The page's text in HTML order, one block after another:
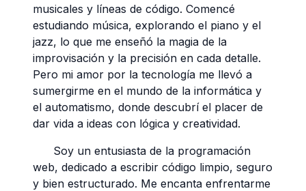
musicales y líneas de código. Comencé
estudiando música, explorando el piano y el
jazz, lo que me enseñó la magia de la
improvisación y la precisión en cada detalle.
Pero mi amor por la tecnología me llevó a
sumergirme en el mundo de la informática y
el automatismo, donde descubrí el placer de
dar vida a ideas con lógica y creatividad.
Soy un entusiasta de la programación
web, dedicado a escribir código limpio, seguro
y bien estructurado. Me encanta enfrentarme